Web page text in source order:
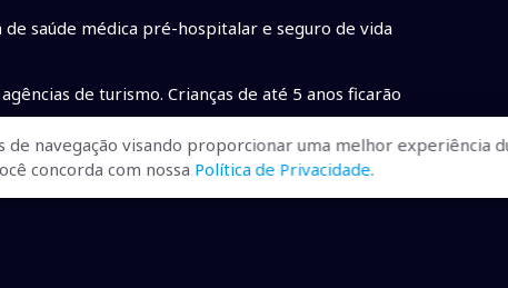
saúde médica pré-hospitalar e seguro de vida
de turismo. Crianças de até 5 anos ficarão
no município, sempre que solicitado pelos agentes
CAMPO GRANDE NEWS
de navegação visando proporcionar uma melhor experiência
concorda com nossa Política de Privacidade.